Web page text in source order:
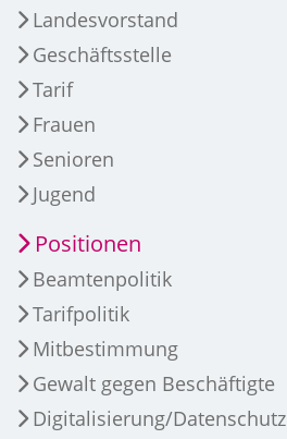
Landesvorstand
Geschäftsstelle
Tarif
Frauen
Senioren
Jugend
Positionen
Beamtenpolitik
Tarifpolitik
Mitbestimmung
Gewalt gegen Beschäftigte
Digitalisierung/Datenschutz